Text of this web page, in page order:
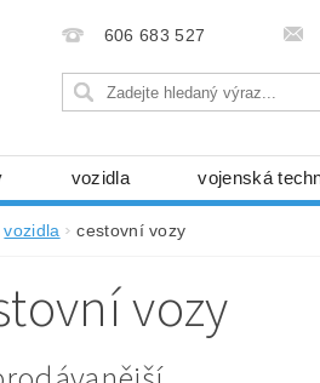
606 683 527
vozidla vojenská
stavební stroje
modelářské potřeby
vozidla cestovní vozy
vozy